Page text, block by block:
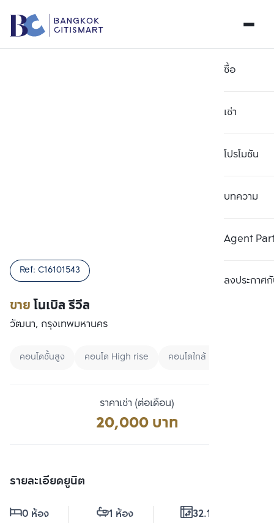
ซื้อ
เช่า
โปรโมชัน
บทความ
Agent
ลงประกาศกั
ขายโนเบิล รีวีล
Ref: C16101543
วัฒนา, กรุงเทพมหานคร
คอนโดชั้นสูง คอนโด High rise คอนโดใกล้ MRT
ราคาเช่า (ต่อเดือน)
20,000 บาท
รายละเอียดยูนิต
0 ห้อง 1 ห้อง 32.16 ตร.ม.